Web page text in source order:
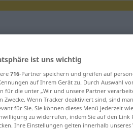
für "suceso"
ist uns wichtig
716-Partner speichern und greifen auf
auf Ihrem Gerät zu. Durch Auswahl
für die unter „Wir und unsere Partner
Zwecke. Wenn Tracker deaktiviert sind, sind
für Sie. Sie können dieses Menü jederzeit
zu widerrufen, indem Sie auf den
Ihre Einstellungen gelten innerhalb